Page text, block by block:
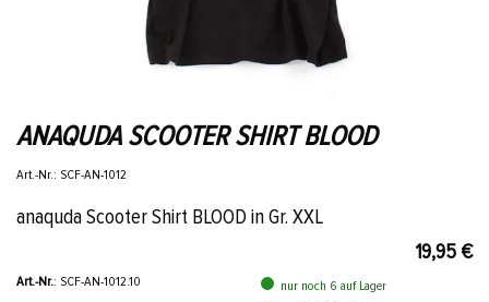
ANAQUDA SCOOTER SHIRT BLOOD
Art.-Nr.: SCF-AN-1012
anaquda Scooter Shirt BLOOD in Gr. XXL
19,95 €
Art.-Nr.: SCF-AN-1012.10
nur noch 6 auf Lager